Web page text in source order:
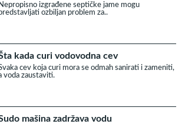
Nepropisno izgrađene septičke jame mogu
ozbiljan problem za..
kada curi vodovodna cev
cev koja curi mora se odmah sanirati i zameniti,
voda zaustaviti.
mašina zadržava vodu